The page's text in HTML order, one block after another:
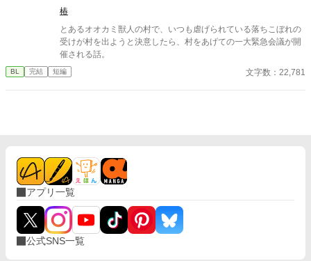
不満を抱いていたとき、彼に婚約者がいることを知り……？ 『ロ
マンチックな恋ならば』とリンクしていますが、読まなくても支
障ありません。頭を空っぽにして読んでください。 ふじょっしー
のコンテストに応募しています。
椿
とあるオオカミ獣人の村で、いつも虐げられている落ちこぼれの
受けが村を出ようと決意したら、村をあげての一大緊急会議が開
催される話。
BL 完結 短編 文字数：22,781
アプリ一覧
公式SNS一覧